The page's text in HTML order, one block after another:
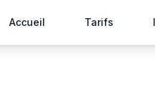
Accueil Tarifs